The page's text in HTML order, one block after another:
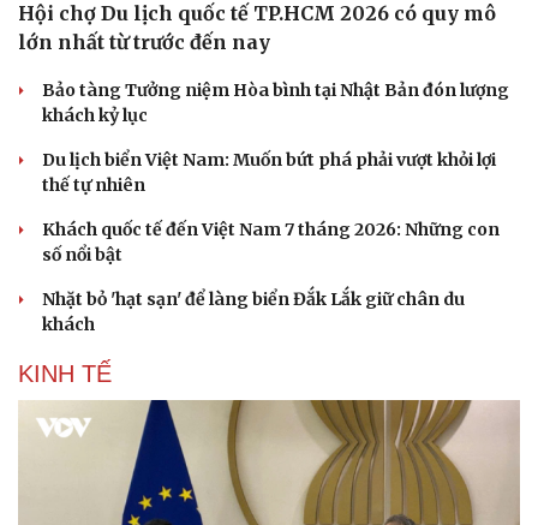
Hội chợ Du lịch quốc tế TP.HCM 2026 có quy mô
lớn nhất từ trước đến nay
Bảo tàng Tưởng niệm Hòa bình tại Nhật Bản đón lượng
khách kỷ lục
Du lịch biển Việt Nam: Muốn bứt phá phải vượt khỏi lợi
thế tự nhiên
Khách quốc tế đến Việt Nam 7 tháng 2026: Những con
số nổi bật
Nhặt bỏ 'hạt sạn' để làng biển Đắk Lắk giữ chân du
khách
KINH TẾ